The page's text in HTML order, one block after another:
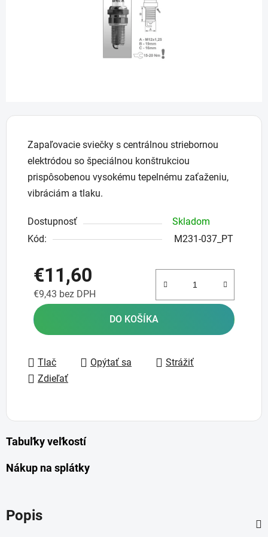
Zapaľovacie sviečky s centrálnou striebornou
elektródou so špeciálnou konštrukciou
prispôsobenou vysokému tepelnému zaťaženiu,
vibráciám a tlaku.
Dostupnosť
Skladom
Kód:
M231-037_PT
€11,60
€9,43 bez DPH
Jednotková cena:
DO KOŠÍKA
Tlač Opýtať sa
Strážiť
Zdieľať
Tabuľky veľkostí
Nákup na splátky
Popis